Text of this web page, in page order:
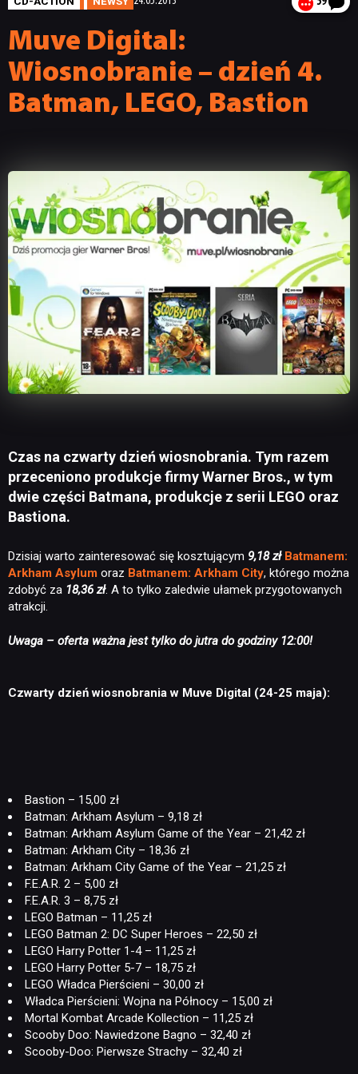
Muve Digital:
Wiosnobranie – dzień 4.
Batman, LEGO, Bastion
Czas na czwarty dzień wiosnobrania. Tym razem
przeceniono produkcje firmy Warner Bros., w tym
dwie części Batmana, produkcje z serii LEGO oraz
Bastiona.
Dzisiaj warto zainteresować się kosztującym 9,18 zł Batmanem:
Arkham Asylum oraz Batmanem: Arkham City, którego można
zdobyć za 18,36 zł. A to tylko zaledwie ułamek przygotowanych
atrakcji.
Uwaga – oferta ważna jest tylko do jutra do godziny 12:00!
Czwarty dzień wiosnobrania w Muve Digital (24-25 maja):
Bastion – 15,00 zł
Batman: Arkham Asylum – 9,18 zł
Batman: Arkham Asylum Game of the Year – 21,42 zł
Batman: Arkham City – 18,36 zł
Batman: Arkham City Game of the Year – 21,25 zł
F.E.A.R. 2 – 5,00 zł
F.E.A.R. 3 – 8,75 zł
LEGO Batman – 11,25 zł
LEGO Batman 2: DC Super Heroes – 22,50 zł
LEGO Harry Potter 1-4 – 11,25 zł
LEGO Harry Potter 5-7 – 18,75 zł
LEGO Władca Pierścieni – 30,00 zł
Władca Pierścieni: Wojna na Północy – 15,00 zł
Mortal Kombat Arcade Kollection – 11,25 zł
Scooby Doo: Nawiedzone Bagno – 32,40 zł
Scooby-Doo: Pierwsze Strachy – 32,40 zł